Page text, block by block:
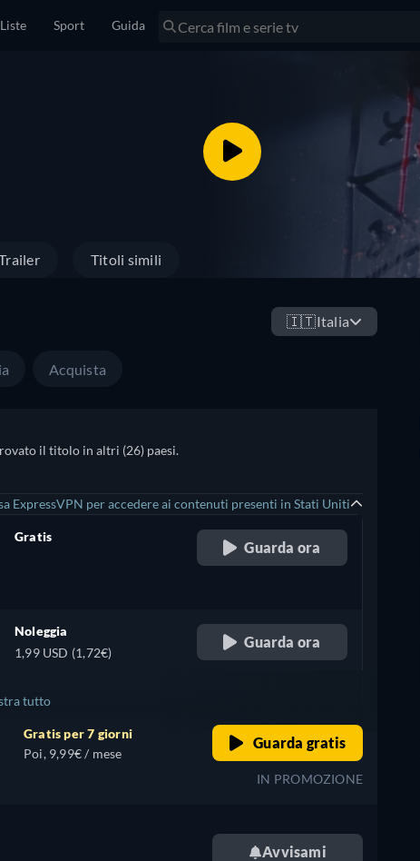
Liste Sport Guida
Titoli simili
🇮🇹Italia
Acquista
il titolo in altri (26) paesi.
ExpressVPN per accedere ai contenuti presenti in Stati Uniti
Gratis
Guarda ora
Noleggia
1,99 USD (1,72€)
Guarda ora
tutto
Gratis per 7 giorni
Poi, 9,99€ / mese
Guarda gratis
IN PROMOZIONE
Avvisami